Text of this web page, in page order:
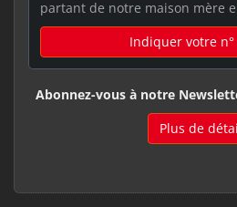
partant de notre maison mère
Indiquer votre n°
Abonnez-vous à notre
Plus de